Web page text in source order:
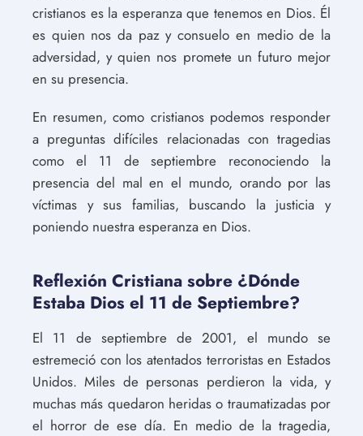
cristianos es la esperanza que tenemos en Dios. Él
es quien nos da paz y consuelo en medio de la
adversidad, y quien nos promete un futuro mejor
en su presencia.
En resumen, como cristianos podemos responder
a preguntas difíciles relacionadas con tragedias
como el 11 de septiembre reconociendo la
presencia del mal en el mundo, orando por las
víctimas y sus familias, buscando la justicia y
poniendo nuestra esperanza en Dios.
Reflexión Cristiana sobre ¿Dónde
Estaba Dios el 11 de Septiembre?
El 11 de septiembre de 2001, el mundo se
estremeció con los atentados terroristas en Estados
Unidos. Miles de personas perdieron la vida, y
muchas más quedaron heridas o traumatizadas por
el horror de ese día. En medio de la tragedia,